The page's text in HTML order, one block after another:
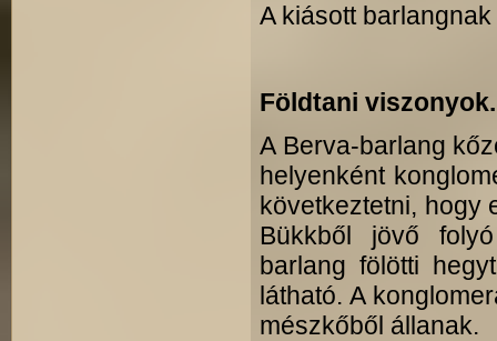
A kiásott
Földtani viszonyok.
A Berva-barlang
helyenként
következtetni, hogy
Bükkből jövő
barlang fölötti
látható. A
mészkőből állanak.